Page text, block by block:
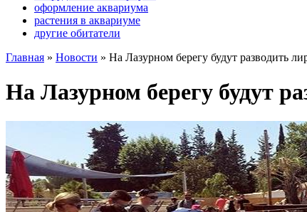
оформление аквариума
растения в аквариуме
другие обитатели
Главная » Новости » На Лазурном берегу будут разводить
На Лазурном берегу будут